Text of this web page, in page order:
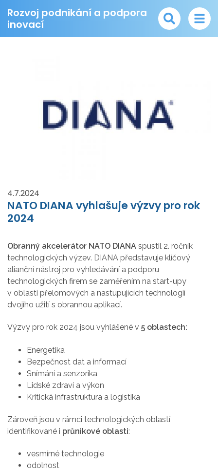
Rozvoj podnikání a podpora
inovací
4.7.2024
NATO DIANA vyhlašuje výzvy pro rok
2024
Obranný akcelerátor NATO DIANA spustil 2. ročník
technologických výzev. DIANA představuje klíčový
alianční nástroj pro vyhledávání a podporu
technologických firem se zaměřením na start-upy
v oblasti přelomových a nastupujících technologií
dvojího užití s obrannou aplikací.
Výzvy pro rok 2024 jsou vyhlášené v 5 oblastech:
Energetika
Bezpečnost dat a informací
Snímání a senzorika
Lidské zdraví a výkon
Kritická infrastruktura a logistika
Zároveň jsou v rámci technologických oblastí
identifikované i průnikové oblasti:
vesmírné technologie
odolnost